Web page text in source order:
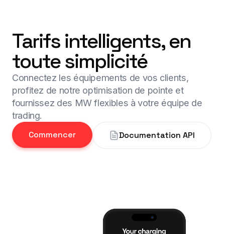
Tarifs intelligents, en
toute simplicité
Connectez les équipements de vos clients,
profitez de notre optimisation de pointe et
fournissez des MW flexibles à votre équipe de
trading.
Commencer Documentation API